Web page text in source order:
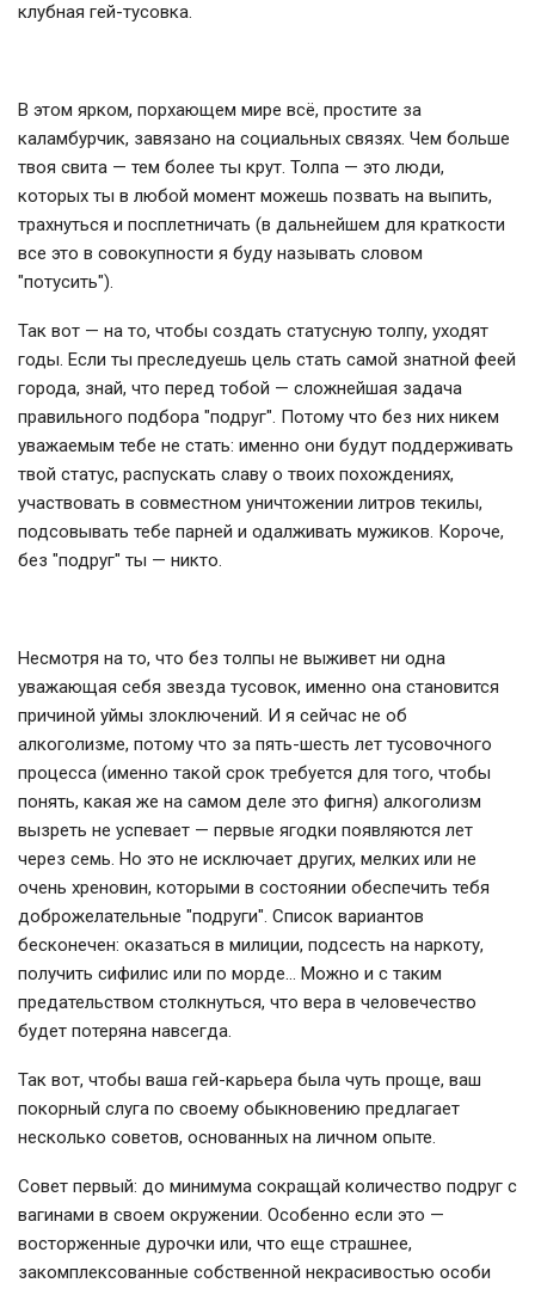
клубная гей-тусовка.
В этом ярком, порхающем мире всё, простите за
каламбурчик, завязано на социальных связях. Чем больше
твоя свита — тем более ты крут. Толпа — это люди,
которых ты в любой момент можешь позвать на выпить,
трахнуться и посплетничать (в дальнейшем для краткости
все это в совокупности я буду называть словом
"потусить").
Так вот — на то, чтобы создать статусную толпу, уходят
годы. Если ты преследуешь цель стать самой знатной феей
города, знай, что перед тобой — сложнейшая задача
правильного подбора "подруг". Потому что без них никем
уважаемым тебе не стать: именно они будут поддерживать
твой статус, распускать славу о твоих похождениях,
участвовать в совместном уничтожении литров текилы,
подсовывать тебе парней и одалживать мужиков. Короче,
без "подруг" ты — никто.
Несмотря на то, что без толпы не выживет ни одна
уважающая себя звезда тусовок, именно она становится
причиной уймы злоключений. И я сейчас не об
алкоголизме, потому что за пять-шесть лет тусовочного
процесса (именно такой срок требуется для того, чтобы
понять, какая же на самом деле это фигня) алкоголизм
вызреть не успевает — первые ягодки появляются лет
через семь. Но это не исключает других, мелких или не
очень хреновин, которыми в состоянии обеспечить тебя
доброжелательные "подруги". Список вариантов
бесконечен: оказаться в милиции, подсесть на наркоту,
получить сифилис или по морде… Можно и с таким
предательством столкнуться, что вера в человечество
будет потеряна навсегда.
Так вот, чтобы ваша гей-карьера была чуть проще, ваш
покорный слуга по своему обыкновению предлагает
несколько советов, основанных на личном опыте.
Совет первый: до минимума сокращай количество подруг с
вагинами в своем окружении. Особенно если это —
восторженные дурочки или, что еще страшнее,
закомплексованные собственной некрасивостью особи